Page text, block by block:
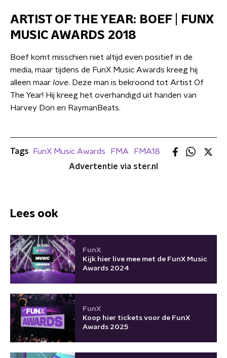
ARTIST OF THE YEAR: BOEF | FUNX
MUSIC AWARDS 2018
Boef komt misschien niet altijd even positief in de
media, maar tijdens de FunX Music Awards kreeg hij
alleen maar love. Deze man is bekroond tot Artist Of
The Year! Hij kreeg het overhandigd uit handen van
Harvey Don en RaymanBeats.
Tags FunX Music Awards FMA
FMA18
Advertentie via ster.nl
Lees ook
FunX
Kijk hier live mee met de FunX Music
Awards 2024
FunX
Koop hier tickets voor de FunX
Awards 2025